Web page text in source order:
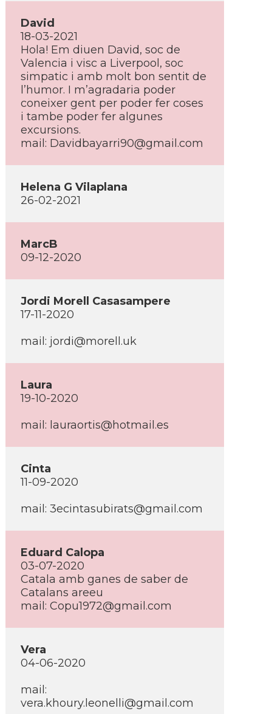
David
18-03-2021
Hola! Em diuen David, soc de
Valencia i visc a Liverpool, soc
simpatic i amb molt bon sentit de
l’humor. I m’agradaria poder
coneixer gent per poder fer coses
i tambe poder fer algunes
excursions.
mail: Davidbayarri90@gmail.com
Helena G Vilaplana
26-02-2021
MarcB
09-12-2020
Jordi Morell Casasampere
17-11-2020
mail: jordi@morell.uk
Laura
19-10-2020
mail: lauraortis@hotmail.es
Cinta
11-09-2020
mail: 3ecintasubirats@gmail.com
Eduard Calopa
03-07-2020
Catala amb ganes de saber de
Catalans areeu
mail: Copu1972@gmail.com
Vera
04-06-2020
mail:
vera.khoury.leonelli@gmail.com